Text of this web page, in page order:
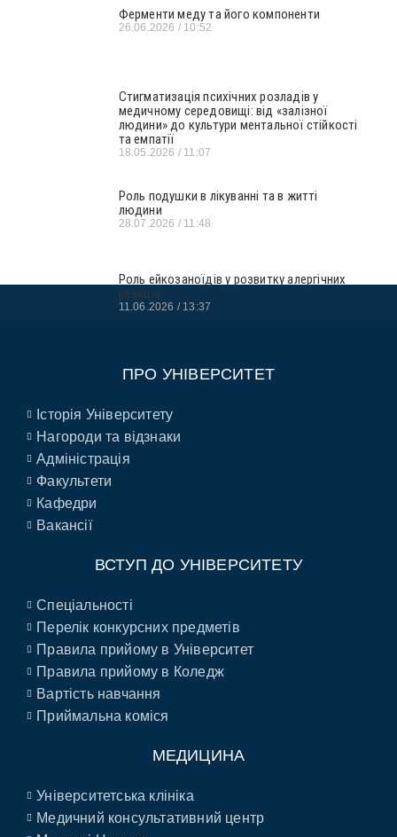
Ферменти меду та його компоненти
26.06.2026 10:52
Стигматизація психічних розладів у
медичному середовищі: від «залізної
людини» до культури ментальної стійкості
та емпатії
18.05.2026 11:07
Роль подушки в лікуванні та в житті
людини
28.07.2026 11:48
Роль ейкозаноїдів у розвитку алергічних
реакцій
11.06.2026 13:37
ПРО УНІВЕРСИТЕТ
Історія Університету
Нагороди та відзнаки
Адміністрація
Факультети
Кафедри
Вакансії
ВСТУП ДО УНІВЕРСИТЕТУ
Спеціальності
Перелік конкурсних предметів
Правила прийому в Університет
Правила прийому в Коледж
Вартість навчання
Приймальна коміся
МЕДИЦИНА
Університетська клініка
Медичний консультативний центр